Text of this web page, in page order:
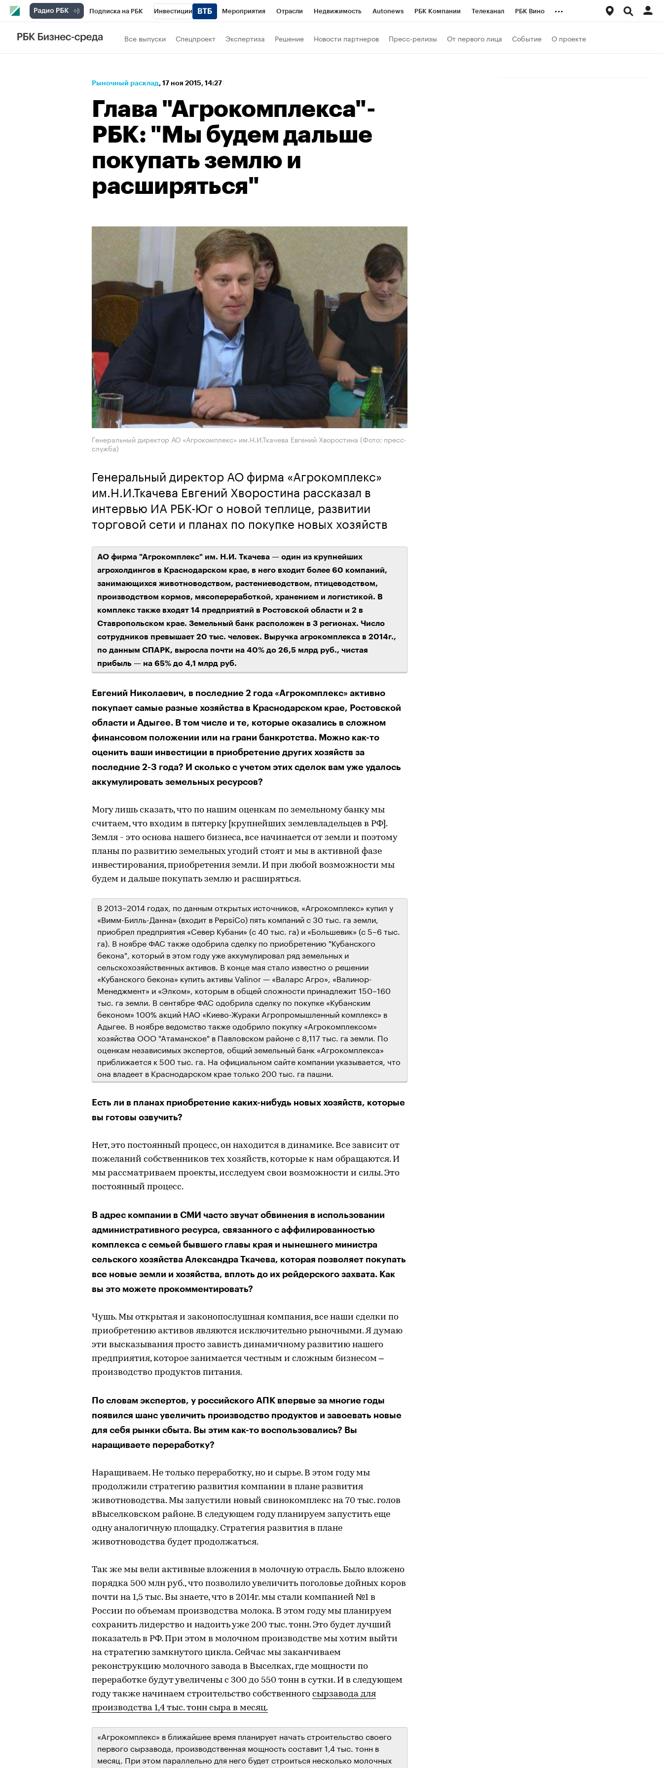
Подписка на РБК Инвестиции Мероприятия Отрасли Недвижимость Autonews РБК Компании Телеканал РБК Вино
Спорт
Технологии и медиа Финансы
...
Все выпуски Спецпроект Экспертиза Решение Новости партнеров Пресс-релизы От первого лица Событие О проекте
Рыночный расклад⁠, 17 ноя 2015, 14:27
Глава "Агрокомплекса"-
РБК: "Мы будем дальше
покупать землю и
расширяться"
Генеральный директор АО «Агрокомплекс» им.Н.И.Ткачева Евгений Хворостина (Фото: пресс-
служба)
Генеральный директор АО фирма «Агрокомплекс»
им.Н.И.Ткачева Евгений Хворостина рассказал в
интервью ИА РБК-Юг о новой теплице, развитии
торговой сети и планах по покупке новых хозяйств
АО фирма "Агрокомплекс" им. Н.И. Ткачева — один из крупнейших
агрохолдингов в Краснодарском крае, в него входит более 60 компаний,
занимающихся животноводством, растениеводством, птицеводством,
производством кормов, мясопереработкой, хранением и логистикой. В
комплекс также входят 14 предприятий в Ростовской области и 2 в
Ставропольском крае. Земельный банк расположен в 3 регионах. Число
сотрудников превышает 20 тыс. человек. Выручка агрокомплекса в 2014г.,
по данным СПАРК, выросла почти на 40% до 26,5 млрд руб., чистая
прибыль — на 65% до 4,1 млрд руб.
Евгений Николаевич, в последние 2 года «Агрокомплекс» активно
покупает самые разные хозяйства в Краснодарском крае, Ростовской
области и Адыгее. В том числе и те, которые оказались в сложном
финансовом положении или на грани банкротства. Можно как-то
оценить ваши инвестиции в приобретение других хозяйств за
последние 2-3 года? И сколько с учетом этих сделок вам уже удалось
аккумулировать земельных ресурсов?
Могу лишь сказать, что по нашим оценкам по земельному банку мы
считаем, что входим в пятерку [крупнейших землевладельцев в РФ].
Земля - это основа нашего бизнеса, все начинается от земли и поэтому
планы по развитию земельных угодий стоят и мы в активной фазе
инвестирования, приобретения земли. И при любой возможности мы
будем и дальше покупать землю и расширяться.
В 2013–2014 годах, по данным открытых источников, «Агрокомплекс» купил у
«Вимм-Билль-Данна» (входит в PepsiCo) пять компаний c 30 тыс. га земли,
приобрел предприятия «Север Кубани» (с 40 тыс. га) и «Большевик» (с 5–6 тыс.
га). В ноябре ФАС также одобрила сделку по приобретению "Кубанского
бекона", который в этом году уже аккумулировал ряд земельных и
сельскохозяйственных активов. В конце мая стало известно о решении
«Кубанского бекона» купить активы Valinor — «Валарс Агро», «Валинор-
Менеджмент» и «Элком», которым в общей сложности принадлежит 150–160
тыс. га земли. В сентябре ФАС одобрила сделку по покупке «Кубанским
беконом» 100% акций НАО «Киево-Жураки Агропромышленный комплекс» в
Адыгее. В ноябре ведомство также одобрило покупку «Агрокомплексом»
хозяйства ООО "Атаманское" в Павловском районе с 8,117 тыс. га земли. По
оценкам независимых экспертов, общий земельный банк «Агрокомплекса»
приближается к 500 тыс. га. На официальном сайте компании указывается, что
она владеет в Краснодарском крае только 200 тыс. га пашни.
Есть ли в планах приобретение каких-нибудь новых хозяйств, которые
вы готовы озвучить?
Нет, это постоянный процесс, он находится в динамике. Все зависит от
пожеланий собственников тех хозяйств, которые к нам обращаются. И
мы рассматриваем проекты, исследуем свои возможности и силы. Это
постоянный процесс.
В адрес компании в СМИ часто звучат обвинения в использовании
административного ресурса, связанного с аффилированностью
комплекса с семьей бывшего главы края и нынешнего министра
сельского хозяйства Александра Ткачева, которая позволяет покупать
все новые земли и хозяйства, вплоть до их рейдерского захвата. Как
вы это можете прокомментировать?
Чушь. Мы открытая и законопослушная компания, все наши сделки по
приобретению активов являются исключительно рыночными. Я думаю
эти высказывания просто зависть динамичному развитию нашего
предприятия, которое занимается честным и сложным бизнесом –
производство продуктов питания.
По словам экспертов, у российского АПК впервые за многие годы
появился шанс увеличить производство продуктов и завоевать новые
для себя рынки сбыта. Вы этим как-то воспользовались? Вы
наращиваете переработку?
Наращиваем. Не только переработку, но и сырье. В этом году мы
продолжили стратегию развития компании в плане развития
животноводства. Мы запустили новый свинокомплекс на 70 тыс. голов
вВыселковском районе. В следующем году планируем запустить еще
одну аналогичную площадку. Стратегия развития в плане
животноводства будет продолжаться.
Так же мы вели активные вложения в молочную отрасль. Было вложено
порядка 500 млн руб., что позволило увеличить поголовье дойных коров
почти на 1,5 тыс. Вы знаете, что в 2014г. мы стали компанией №1 в
России по объемам производства молока. В этом году мы планируем
сохранить лидерство и надоить уже 200 тыс. тонн. Это будет лучший
показатель в РФ. При этом в молочном производстве мы хотим выйти
на стратегию замкнутого цикла. Сейчас мы заканчиваем
реконструкцию молочного завода в Выселках, где мощности по
переработке будут увеличены с 300 до 550 тонн в сутки. И в следующем
году также начинаем строительство собственного сырзавода для
производства 1,4 тыс. тонн сыра в месяц.
«Агрокомплекс» в ближайшее время планирует начать строительство своего
первого сырзавода, производственная мощность составит 1,4 тыс. тонн в
месяц. При этом параллельно для него будет строиться несколько молочных